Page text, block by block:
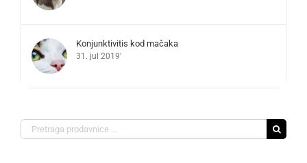
Konjunktivitis kod mačaka
31. jul 2019'
Search
for: